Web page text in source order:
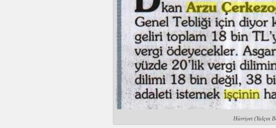
Hürriyet (Yalçın